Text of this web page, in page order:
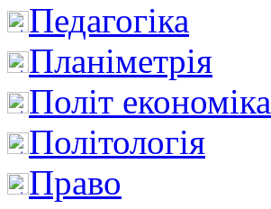
Педагогіка
Планіметрія
Політ економіка
Політологія
Право